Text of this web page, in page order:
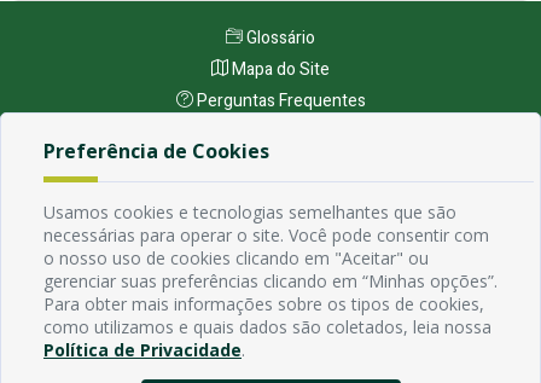
Endereço
Avenida Rio Branco, 484 - Prata, Campina Grande - PB
Contato
Email:
Horário de funcionamento
Glossário
Mapa do Site
Perguntas Frequentes
Política de Privacidade
Preferência de Cookies
Usamos cookies e tecnologias semelhantes que são
necessárias para operar o site. Você pode consentir com
o nosso uso de cookies clicando em "Aceitar" ou
gerenciar suas preferências clicando em “Minhas opções”.
Para obter mais informações sobre os tipos de cookies,
como utilizamos e quais dados são coletados, leia nossa
Política de Privacidade.